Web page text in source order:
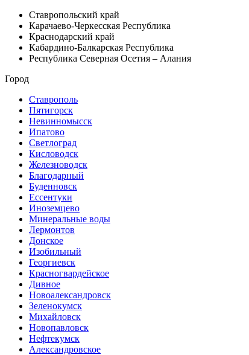
Ставропольский край
Карачаево-Черкесская Республика
Краснодарский край
Кабардино-Балкарская Республика
Республика Северная Осетия – Алания
Город
Ставрополь
Пятигорск
Невинномысск
Ипатово
Светлоград
Кисловодск
Железноводск
Благодарный
Буденновск
Ессентуки
Иноземцево
Минеральные воды
Лермонтов
Донское
Изобильный
Георгиевск
Красногвардейское
Дивное
Новоалександровск
Зеленокумск
Михайловск
Новопавловск
Нефтекумск
Александровское